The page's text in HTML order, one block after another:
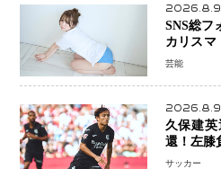
2026.8.9
SNS総フ
カリスマ
が11月5
芸能
2026.8.9
久保建
還！左膝
サッカー